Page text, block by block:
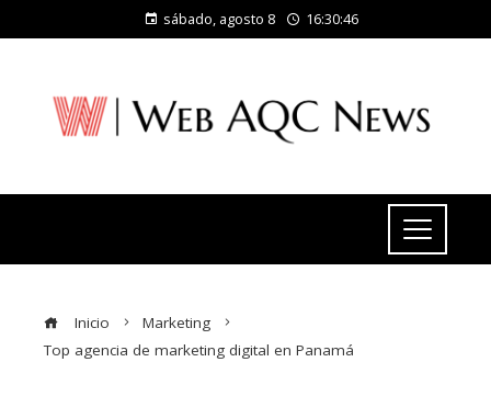
sábado, agosto 8 16:30:47
Inicio
Marketing
Top agencia de marketing digital en Panamá